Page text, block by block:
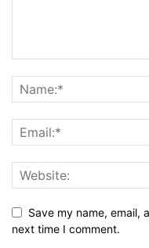
Save my name, email,
next time I comment.